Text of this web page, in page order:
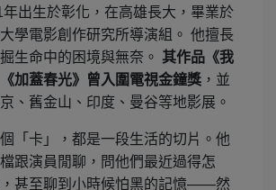
年出生於彰化，在高雄長大，畢業於
學電影創作研究所導演組。 他擅長
生命中的困境與無奈。 其作品《我
加蓋春光》曾入圍電視金鐘獎 ，並
、舊金山、印度、曼谷等地影展。
「卡」，都是一段生活的切片。他
跟演員閒聊，問他們最近過得怎
甚至聊到小時候怕黑的記憶——然